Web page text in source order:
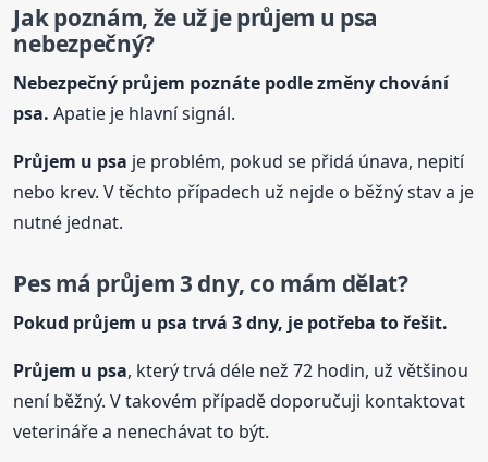
Jak poznám, že už je průjem u psa
nebezpečný?
Nebezpečný průjem poznáte podle změny chování
psa. Apatie je hlavní signál.
Průjem u psa je problém, pokud se přidá únava, nepití
nebo krev. V těchto případech už nejde o běžný stav a je
nutné jednat.
Pes má průjem 3 dny, co mám dělat?
Pokud průjem u psa trvá 3 dny, je potřeba to řešit.
Průjem u psa, který trvá déle než 72 hodin, už většinou
není běžný. V takovém případě doporučuji kontaktovat
veterináře a nenechávat to být.